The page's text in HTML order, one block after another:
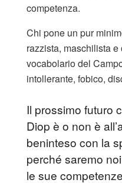
competenza.
Chi pone un pur
razzista, maschilista
vocabolario del
intollerante, fobico,
Il prossimo futuro
Diop è o non è
beninteso con la
perché saremo
le sue